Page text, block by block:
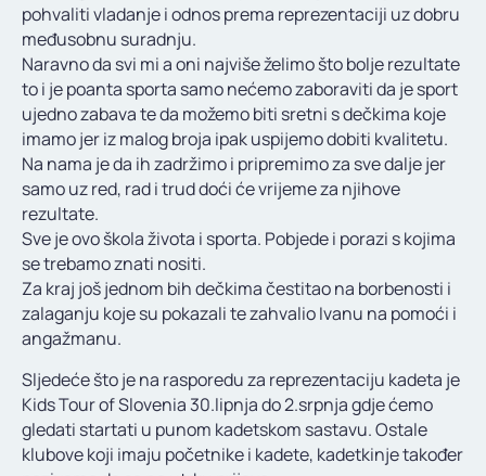
pohvaliti vladanje i odnos prema reprezentaciji uz dobru
međusobnu suradnju.
Naravno da svi mi a oni najviše želimo što bolje rezultate
to i je poanta sporta samo nećemo zaboraviti da je sport
ujedno zabava te da možemo biti sretni s dečkima koje
imamo jer iz malog broja ipak uspijemo dobiti kvalitetu.
Na nama je da ih zadržimo i pripremimo za sve dalje jer
samo uz red, rad i trud doći će vrijeme za njihove
rezultate.
Sve je ovo škola života i sporta. Pobjede i porazi s kojima
se trebamo znati nositi.
Za kraj još jednom bih dečkima čestitao na borbenosti i
zalaganju koje su pokazali te zahvalio Ivanu na pomoći i
angažmanu.
Sljedeće što je na rasporedu za reprezentaciju kadeta je
Kids Tour of Slovenia 30.lipnja do 2.srpnja gdje ćemo
gledati startati u punom kadetskom sastavu. Ostale
klubove koji imaju početnike i kadete, kadetkinje također